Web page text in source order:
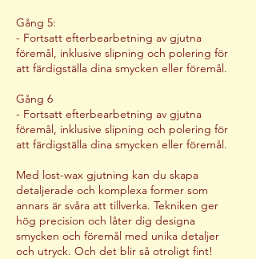
Gång 5:
- Fortsatt efterbearbetning av gjutna
föremål, inklusive slipning och polering för
att färdigställa dina smycken eller föremål.
Gång 6
- Fortsatt efterbearbetning av gjutna
föremål, inklusive slipning och polering för
att färdigställa dina smycken eller föremål.
Med lost-wax gjutning kan du skapa
detaljerade och komplexa former som
annars är svåra att tillverka. Tekniken ger
hög precision och låter dig designa
smycken och föremål med unika detaljer
och utryck. Och det blir så otroligt fint!